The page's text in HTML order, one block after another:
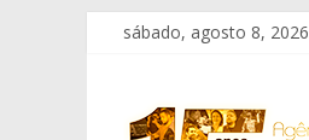
Pular
conteúdo
sábado, agosto 8, 2026
Grita